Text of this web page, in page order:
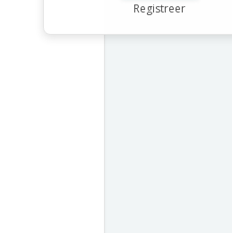
Registreer